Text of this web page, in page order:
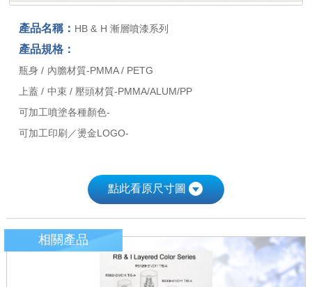
產品名稱： HB & H 漸層噴漆系列
產品規格：
瓶身 / 內膽材質-PMMA / PETG
上蓋 / 中束 / 壓頭材質-PMMA/ALUM/PP
可加工噴塗各種顏色-
可加工印刷／燙金LOGO-
點此看原尺寸圖
相關產品